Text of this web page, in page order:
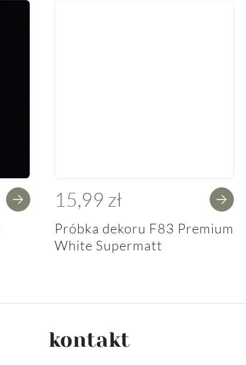
15,99 zł
Próbka dekoru F83 Premium
White Supermatt
kontakt